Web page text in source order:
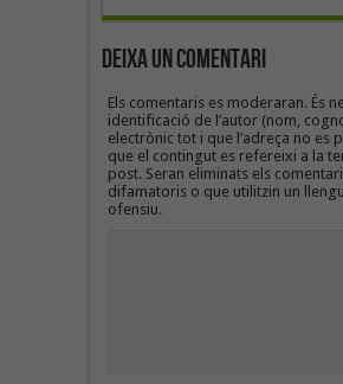
Deixa un Comentari
Els comentaris es moderaran. És
identificació de l’autor (nom,
electrònic tot i que l’adreça no es
que el contingut es refereixi a la
post. Seran eliminats els
difamatoris o que utilitzin un
ofensiu.